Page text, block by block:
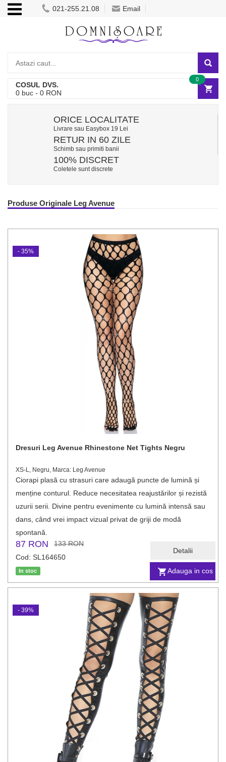
021-255.21.08 Email
COSUL DVS.
0 buc - 0 RON
0
ORICE LOCALITATE
Livrare sau Easybox 19 Lei
RETUR IN 60 ZILE
Schimb sau primiti banii
100% DISCRET
Coletele sunt discrete
Produse Originale Leg Avenue
Adauga in cos
Detalii
Dresuri Leg Avenue Rhinestone Net Tights Negru
XS-L, Negru, Marca: Leg Avenue
Ciorapi plasă cu strasuri care adaugă puncte de lumină și
menține conturul. Reduce necesitatea reajustărilor și rezistă
uzurii serii. Divine pentru evenimente cu lumină intensă sau
dans, când vrei impact vizual privat de griji de modă
spontană.
87 RON
133 RON
Cod: SL164650
In stoc
- 35%
- 39%